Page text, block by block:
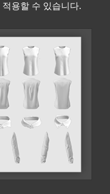
용할 수 있습니다.